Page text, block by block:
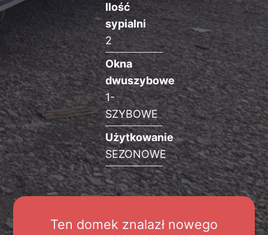
Ten domek znalazł nowego
Ilość
sypialni
2
Okna
dwuszybowe
1-
SZYBOWE
Użytkowanie
SEZONOWE